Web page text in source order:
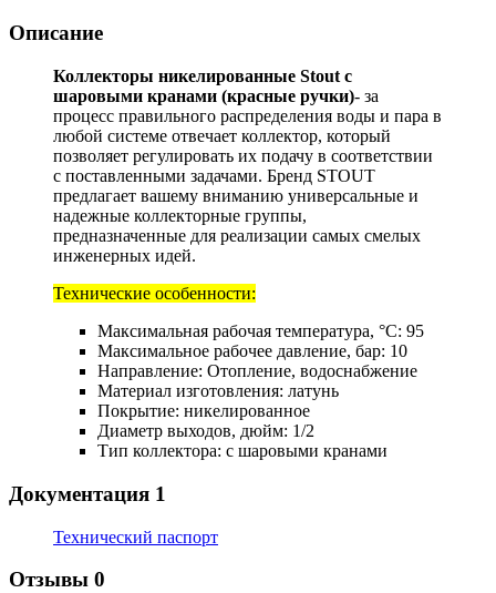
Описание
Коллекторы никелированные Stout с
шаровыми кранами (красные ручки)- за
процесс правильного распределения воды и пара в
любой системе отвечает коллектор, который
позволяет регулировать их подачу в соответствии
с поставленными задачами. Бренд STOUT
предлагает вашему вниманию универсальные и
надежные коллекторные группы,
предназначенные для реализации самых смелых
инженерных идей.
Teхнические особенности:
Максимальная рабочая температура, °С: 95
Максимальное рабочее давление, бар: 10
Направление: Отопление, водоснабжение
Материал изготовления: латунь
Покрытие: никелированное
Диаметр выходов, дюйм: 1/2
Тип коллектора: с шаровыми кранами
Документация 1
Технический паспорт
Отзывы 0